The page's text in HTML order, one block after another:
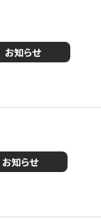
お知らせ
お知らせ